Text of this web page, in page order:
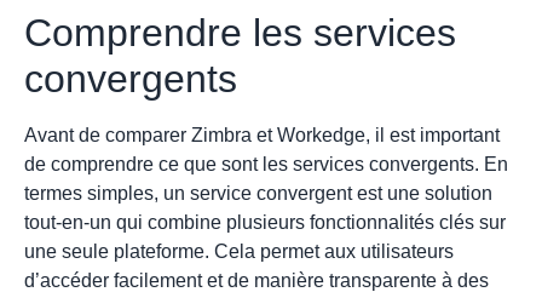
Comprendre les services
convergents
Avant de comparer Zimbra et Workedge, il est important
de comprendre ce que sont les services convergents. En
termes simples, un service convergent est une solution
tout-en-un qui combine plusieurs fonctionnalités clés sur
une seule plateforme. Cela permet aux utilisateurs
d’accéder facilement et de manière transparente à des